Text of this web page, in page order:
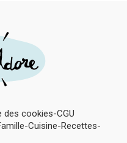
des cookies CGU
Cuisine Recettes